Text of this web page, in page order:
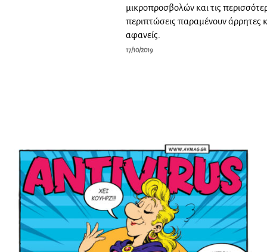
μικροπροσβολών και τις
περιπτώσεις παραμένουν άρρητες
αφανείς.
17/10/2019